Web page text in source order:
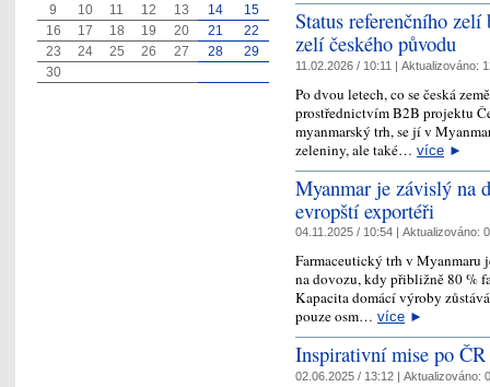
Status referenčního
zelí českého původu
11.02.2026 / 10:11 | Aktualizováno:
Po dvou letech, co se česká
prostřednictvím B2B projektu
myanmarský trh, se jí v
zeleniny, ale také… více ►
Myanmar je závislý na
evropští exportéři
04.11.2025 / 10:54 | Aktualizováno:
Farmaceutický trh v Myanmaru
na dovozu, kdy přibližně 80 %
Kapacita domácí výroby
pouze osm… více ►
Inspirativní mise po
02.06.2025 / 13:12 | Aktualizováno:
9
10 11 12 13 14
15
16
17 18 19 20 21
22
23
24 25 26 27 28
29
30